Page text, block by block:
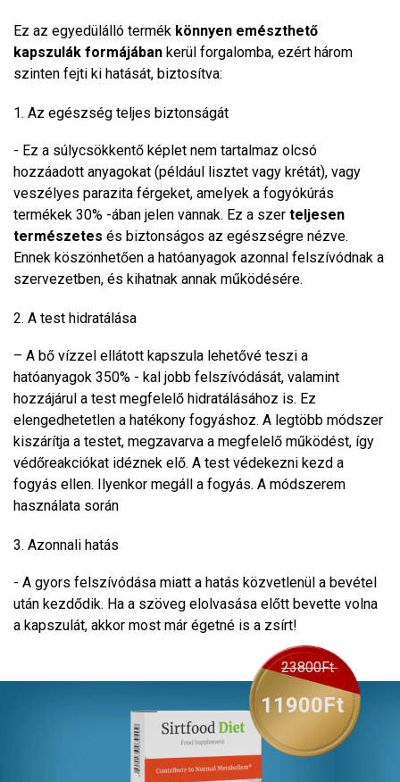
Ez az egyedülálló termék könnyen emészthető
kapszulák formájában kerül forgalomba, ezért három
szinten fejti ki hatását, biztosítva:
1. Az egészség teljes biztonságát
- Ez a súlycsökkentő képlet nem tartalmaz olcsó
hozzáadott anyagokat (például lisztet vagy krétát), vagy
veszélyes parazita férgeket, amelyek a fogyókúrás
termékek 30% -ában jelen vannak. Ez a szer teljesen
természetes és biztonságos az egészségre nézve.
Ennek köszönhetően a hatóanyagok azonnal felszívódnak a
szervezetben, és kihatnak annak működésére.
2. A test hidratálása
– A bő vízzel ellátott kapszula lehetővé teszi a
hatóanyagok 350% - kal jobb felszívódását, valamint
hozzájárul a test megfelelő hidratálásához is. Ez
elengedhetetlen a hatékony fogyáshoz. A legtöbb módszer
kiszárítja a testet, megzavarva a megfelelő működést, így
védőreakciókat idéznek elő. A test védekezni kezd a
fogyás ellen. Ilyenkor megáll a fogyás. A módszerem
használata során
3. Azonnali hatás
- A gyors felszívódása miatt a hatás közvetlenül a bevétel
után kezdődik. Ha a szöveg elolvasása előtt bevette volna
a kapszulát, akkor most már égetné is a zsírt!
23800Ft
11900Ft